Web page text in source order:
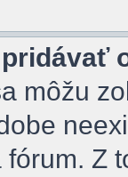
môžu
fórum. Z